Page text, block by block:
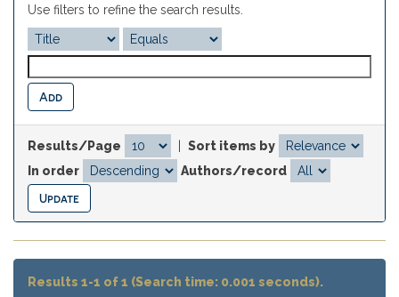
Use filters to refine the search results.
Results/Page
Sort items by
In order
Authors/record
Results 1-1 of 1 (Search time: 0.001 seconds).